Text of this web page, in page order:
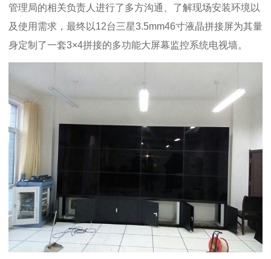
管理局的相关负责人进行了多方沟通、了解现场安装环境以
及使用需求，最终以12台三星3.5mm46寸液晶拼接屏为其量
身定制了一套3×4拼接的多功能大屏幕监控系统电视墙。